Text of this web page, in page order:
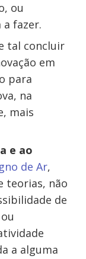
ou
a fazer.
tal concluir
em
para
na
mais
e ao
de Ar,
teorias, não
de
a alguma